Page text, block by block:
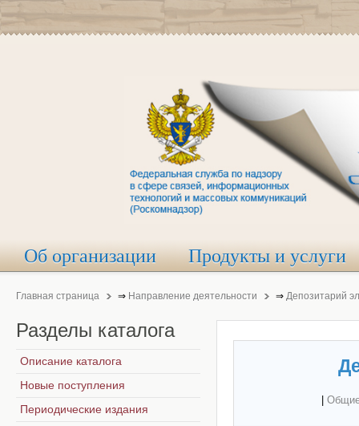
Об организации Продукты и услуги
Главная страница ⇒ Направление деятельности ⇒ Депозитарий
Разделы каталога
Описание каталога
Новые поступления
Периодические издания